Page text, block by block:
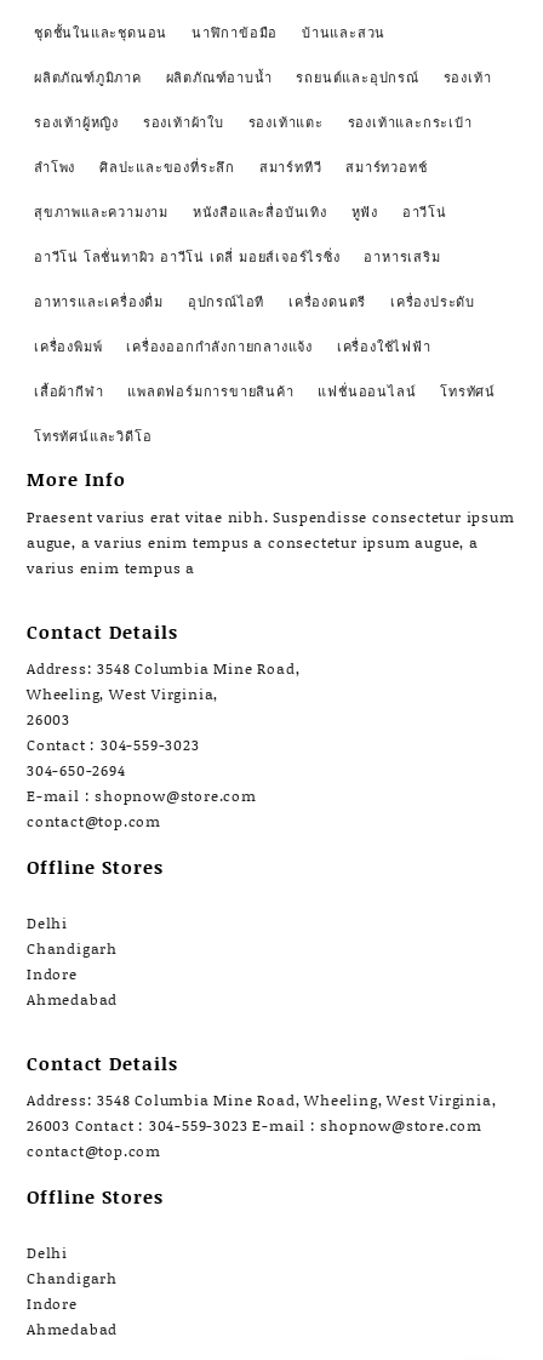
ชุดชั้นในและชุดนอน นาฬิกาข้อมือ บ้านและสวน
ผลิตภัณฑ์ภูมิภาค ผลิตภัณฑ์อาบน้ำ รถยนต์และอุปกรณ์ รองเท้า
รองเท้าผู้หญิง รองเท้าผ้าใบ รองเท้าแตะ รองเท้าและกระเป๋า
ลำโพง ศิลปะและของที่ระลึก สมาร์ททีวี สมาร์ทวอทช์
สุขภาพและความงาม หนังสือและสื่อบันเทิง หูฟัง อาวีโน่
อาวีโน่ โลชั่นทาผิว อาวีโน่ เดลี่ มอยส์เจอร์ไรซิ่ง อาหารเสริม
อาหารและเครื่องดื่ม อุปกรณ์ไอที เครื่องดนตรี เครื่องประดับ
เครื่องพิมพ์ เครื่องออกกำลังกายกลางแจ้ง เครื่องใช้ไฟฟ้า
เสื้อผ้ากีฬา แพลตฟอร์มการขายสินค้า แฟชั่นออนไลน์ โทรทัศน์
โทรทัศน์และวิดีโอ
More Info
Praesent varius erat vitae nibh. Suspendisse consectetur ipsum
augue, a varius enim tempus a consectetur ipsum augue, a
varius enim tempus a
Contact Details
Address: 3548 Columbia Mine Road,
Wheeling, West Virginia,
26003
Contact : 304-559-3023
304-650-2694
E-mail : shopnow@store.com
contact@top.com
Offline Stores
Delhi
Chandigarh
Indore
Ahmedabad
Contact Details
Address: 3548 Columbia Mine Road, Wheeling, West Virginia,
26003 Contact : 304-559-3023 E-mail : shopnow@store.com
contact@top.com
Offline Stores
Delhi
Chandigarh
Indore
Ahmedabad